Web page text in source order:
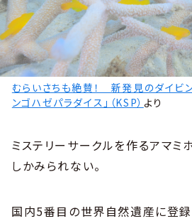
むらいさちも絶賛！ 新発見のダイビ
ンゴハゼパラダイス」（KSP） より
ミステリーサークルを作るアマミ
しかみられない。
国内5番目の世界自然遺産に登